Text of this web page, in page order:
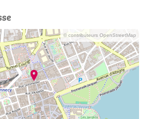
© contributeurs OpenStreetMap